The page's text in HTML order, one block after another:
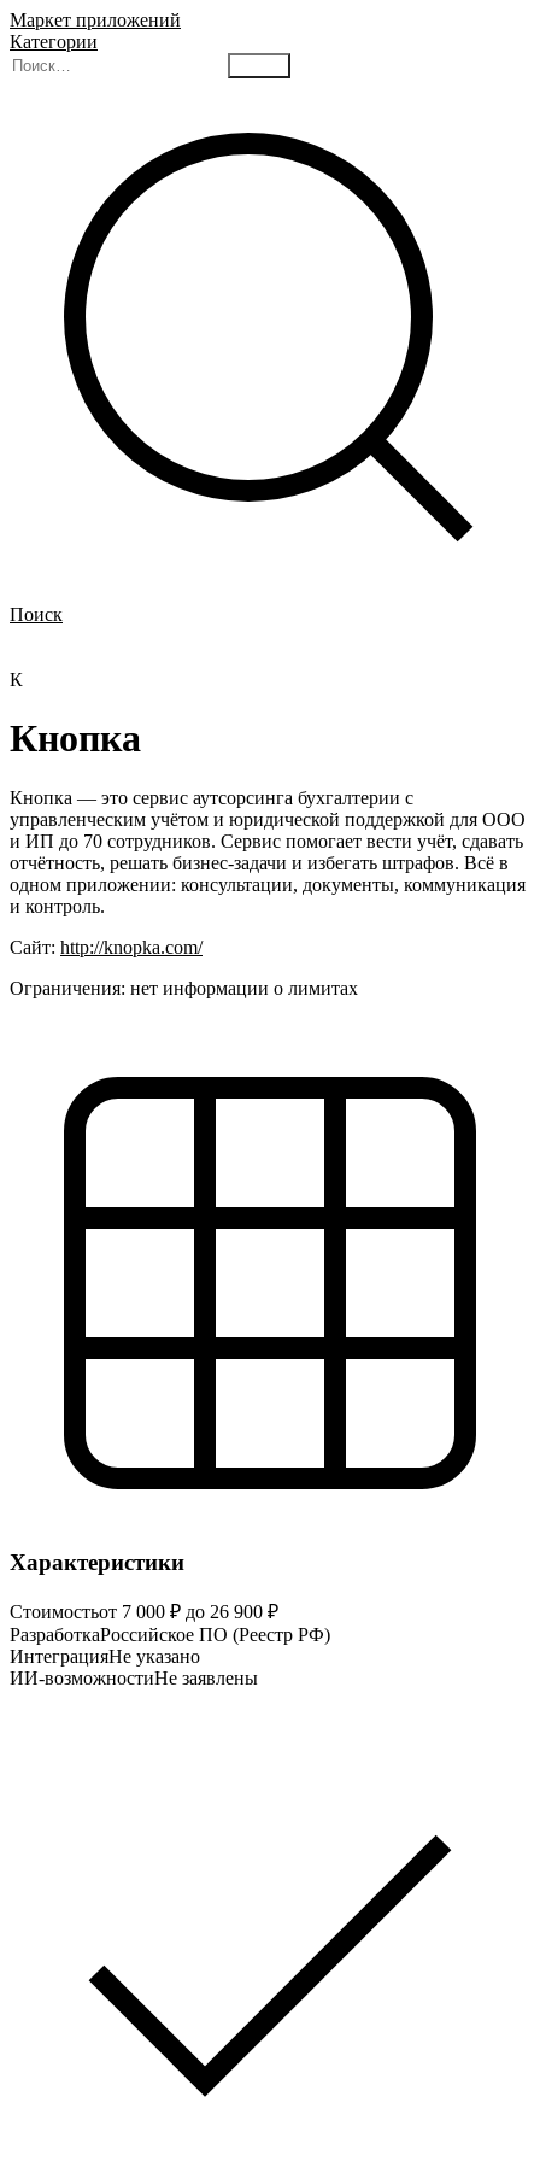
Маркет приложений
Категории
Поиск
К
Кнопка
Кнопка — это сервис аутсорсинга бухгалтерии с
управленческим учётом и юридической поддержкой для ООО
и ИП до 70 сотрудников. Сервис помогает вести учёт, сдавать
отчётность, решать бизнес-задачи и избегать штрафов. Всё в
одном приложении: консультации, документы, коммуникация
и контроль.
Сайт: http://knopka.com/
Ограничения: нет информации о лимитах
Характеристики
Стоимостьот 7 000 ₽ до 26 900 ₽
РазработкаРоссийское ПО (Реестр РФ)
ИнтеграцияНе указано
ИИ-возможностиНе заявлены